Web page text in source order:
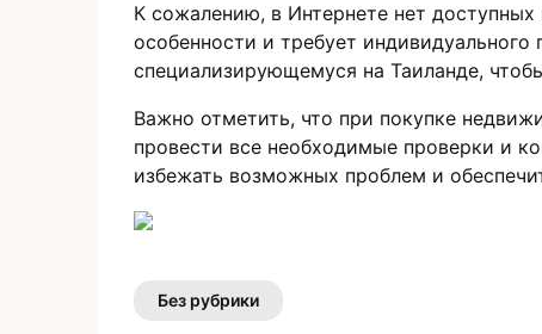
К сожалению, в Интернете нет
особенности и требует
специализирующемуся на Таиланде,
Важно отметить, что при покупке
провести все необходимые проверки и
избежать возможных проблем и
Без рубрики